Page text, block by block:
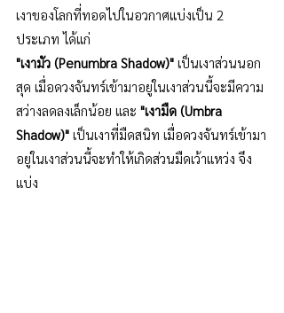
เงาของโลกที่ทอดไปในอวกาศแบ่งเป็น 2
ประเภท ได้แก่
"เงามัว (Penumbra Shadow)" เป็นเงาส่วนนอก
สุด เมื่อดวงจันทร์เข้ามาอยู่ในเงาส่วนนี้จะมีความ
สว่างลดลงเล็กน้อย และ "เงามืด (Umbra
Shadow)" เป็นเงาที่มืดสนิท เมื่อดวงจันทร์เข้ามา
อยู่ในเงาส่วนนี้จะทำให้เกิดส่วนมืดเว้าแหว่ง จึง
แบ่ง